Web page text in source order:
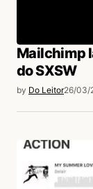
Mailchimp
do SXSW
by Do Leitor26/03/